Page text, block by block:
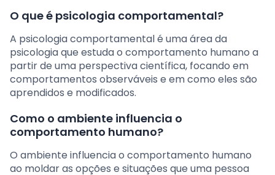
O que é psicologia comportamental?
A psicologia comportamental é uma área da
psicologia que estuda o comportamento humano a
partir de uma perspectiva científica, focando em
comportamentos observáveis e em como eles são
aprendidos e modificados.
Como o ambiente influencia o
comportamento humano?
O ambiente influencia o comportamento humano
ao moldar as opções e situações que uma pessoa